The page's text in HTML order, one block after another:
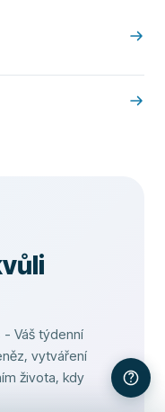
- Váš týdenní
vytváření
života, kdy